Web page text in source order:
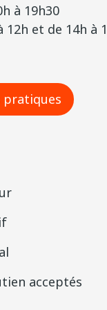
à 19h30
et de 14h à
acceptés